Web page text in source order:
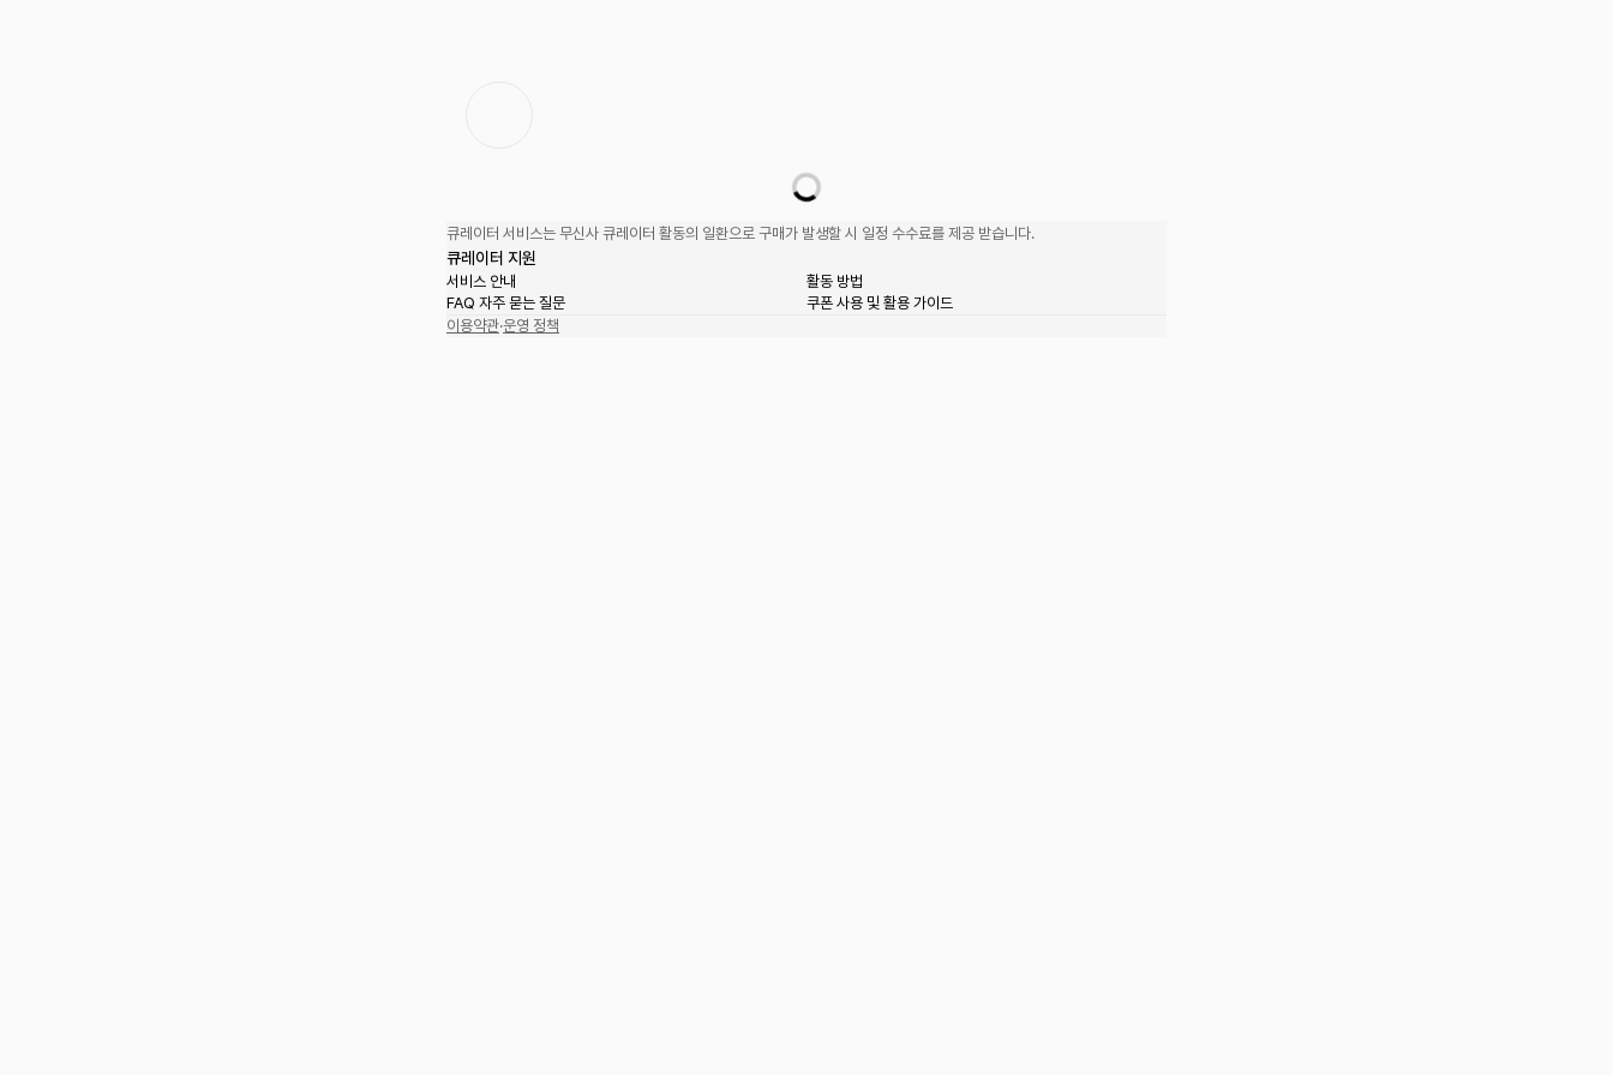
큐레이터 서비스는 무신사 큐레이터 활동의 일환으로 구매가 발생할 시 일정 수수료를 제공 받습니다.
큐레이터 지원
서비스 안내
활동 방법
FAQ 자주 묻는 질문
쿠폰 사용 및 활용 가이드
이용약관·운영 정책